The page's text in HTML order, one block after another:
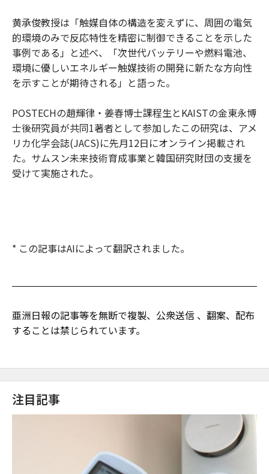
黄承俊教授は「触媒自体の構造を変えずに、周囲の電気
的環境のみで反応特性を精密に制御できることを示した
事例である」と述べ、「次世代バッテリーや燃料電池、
環境に優しいエネルギー触媒技術の開発に新たな方向性
を示すことが期待される」と語った。
POSTECHの趙輝律・姜春博士課程生とKAISTの金東永博
士後研究員が共同1著者として参加したこの研究は、アメ
リカ化学会誌(JACS)に先月12日にオンライン掲載され
た。サムスン未来技術育成事業と韓国研究財団の支援を
受けて実施された。
* この記事はAIによって翻訳されました。
亜洲日報の記事等を無断で複製、公衆送信 、翻案、配布
することは禁じられています。
注目記事